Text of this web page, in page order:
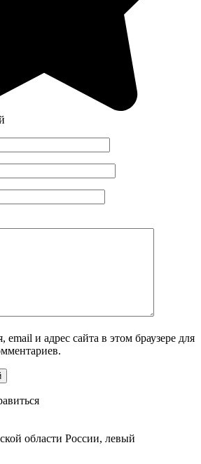
и адрес сайта в этом браузере для
области России, левый